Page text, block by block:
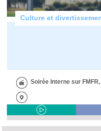
Culture et
Soirée Interne sur